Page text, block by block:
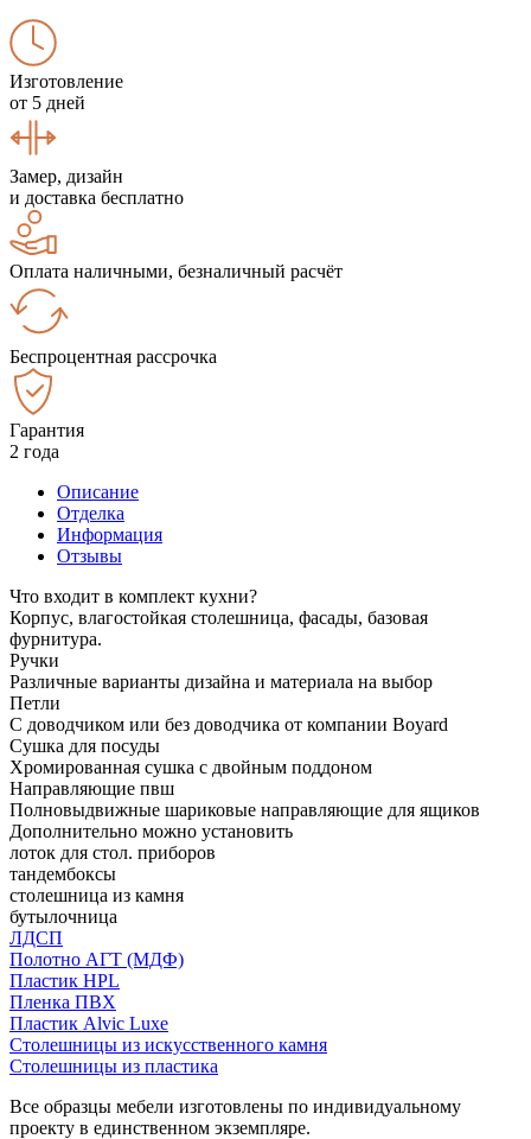
Изготовление
от 5 дней
Замер, дизайн
и доставка бесплатно
Оплата наличными, безналичный расчёт
Беспроцентная рассрочка
Гарантия
2 года
Описание
Отделка
Информация
Отзывы
Что входит в комплект кухни?
Корпус, влагостойкая столешница, фасады, базовая
фурнитура.
Ручки
Различные варианты дизайна и материала на выбор
Петли
С доводчиком или без доводчика от компании Boyard
Сушка для посуды
Хромированная сушка с двойным поддоном
Направляющие пвш
Полновыдвижные шариковые направляющие для ящиков
Дополнительно можно установить
лоток для стол. приборов
тандембоксы
столешница из камня
бутылочница
ЛДСП
Полотно АГТ (МДФ)
Пластик HPL
Пленка ПВХ
Пластик Alvic Luxe
Столешницы из искусственного камня
Столешницы из пластика
Все образцы мебели изготовлены по индивидуальному
проекту в единственном экземпляре.